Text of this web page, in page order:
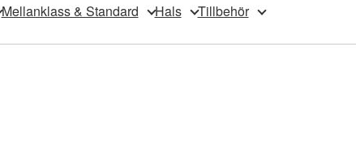
Mellanklass & Standard Hals Tillbehör